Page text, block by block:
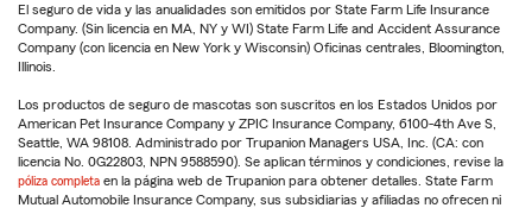
El seguro de vida y las anualidades son emitidos por State Farm Life Insurance
Company. (Sin licencia en MA, NY y WI) State Farm Life and Accident Assurance
Company (con licencia en New York y Wisconsin) Oficinas centrales, Bloomington,
Illinois.
Los productos de seguro de mascotas son suscritos en los Estados Unidos por
American Pet Insurance Company y ZPIC Insurance Company, 6100-4th Ave S,
Seattle, WA 98108. Administrado por Trupanion Managers USA, Inc. (CA: con
licencia No. 0G22803, NPN 9588590). Se aplican términos y condiciones, revise la
póliza completa en la página web de Trupanion para obtener detalles. State Farm
Mutual Automobile Insurance Company, sus subsidiarias y afiliadas no ofrecen ni